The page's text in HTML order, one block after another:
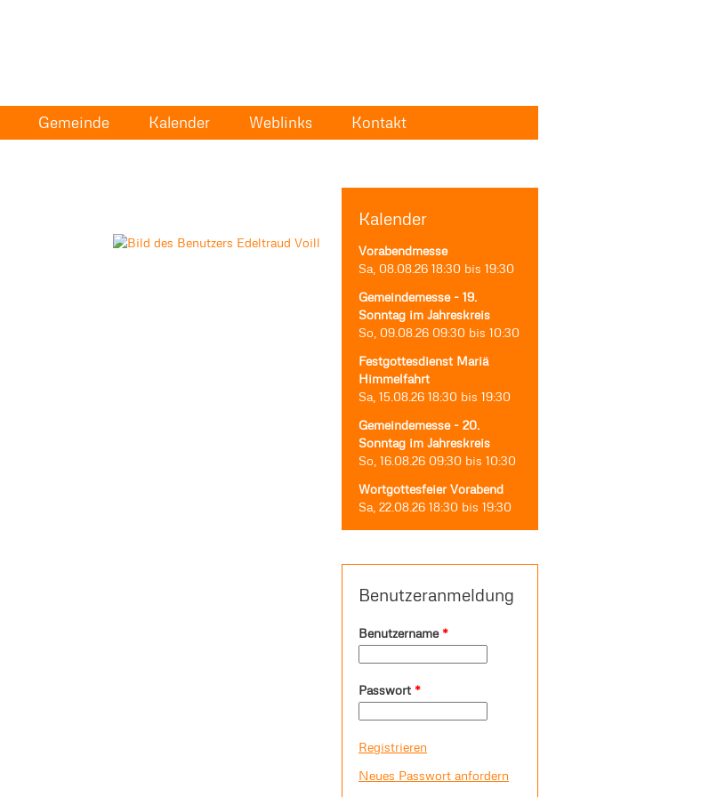
Gemeinde Kalender Weblinks Kontakt
Kalender
Vorabendmesse
Sa, 08.08.26 18:30 bis 19:30
Gemeindemesse - 19.
Sonntag im Jahreskreis
So, 09.08.26 09:30 bis 10:30
Festgottesdienst Mariä
Himmelfahrt
Sa, 15.08.26 18:30 bis 19:30
Gemeindemesse - 20.
Sonntag im Jahreskreis
So, 16.08.26 09:30 bis 10:30
Wortgottesfeier Vorabend
Sa, 22.08.26 18:30 bis 19:30
Benutzeranmeldung
Benutzername *
Passwort *
Registrieren
Neues Passwort anfordern